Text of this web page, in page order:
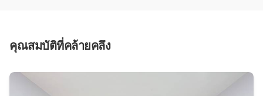
คุณสมบัติที่คล้ายคลึง